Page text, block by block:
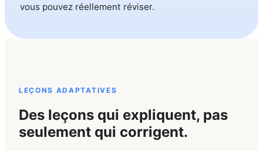
vous pouvez réellement réviser.
LEÇONS ADAPTATIVES
Des leçons qui expliquent, pas
seulement qui corrigent.